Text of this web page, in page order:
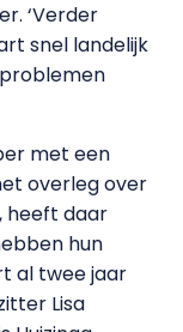
‘Verder
snel landelijk
met een
overleg over
heeft daar
hun
al twee jaar
Lisa